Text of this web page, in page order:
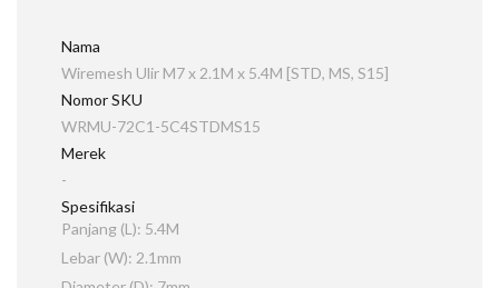
Nama
Wiremesh Ulir M7 x 2.1M x 5.4M [STD, MS, S15]
Nomor SKU
WRMU-72C1-5C4STDMS15
Merek
-
Spesifikasi
Panjang (L): 5.4M
Lebar (W): 2.1mm